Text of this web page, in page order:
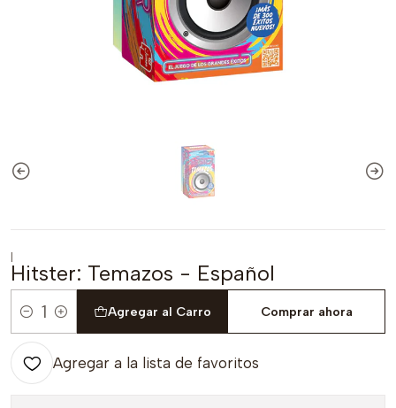
|
Hitster: Temazos - Español
Cantidad
Agregar al Carro Comprar ahora
Agregar a la lista de favoritos